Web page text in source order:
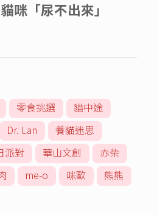
零食挑選
貓中途
Dr. Lan
養貓迷思
派對 華山文創
赤柴
me-o 咪歐
熊熊